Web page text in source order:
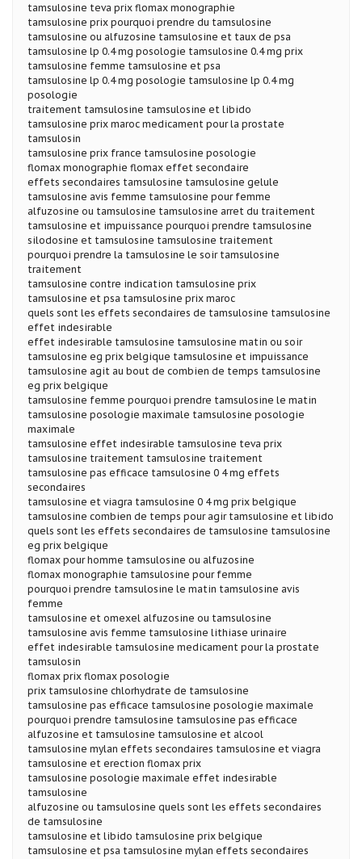
tamsulosine teva prix flomax monographie
tamsulosine prix pourquoi prendre du tamsulosine
tamsulosine ou alfuzosine tamsulosine et taux de psa
tamsulosine lp 0.4 mg posologie tamsulosine 0.4 mg prix
tamsulosine femme tamsulosine et psa
tamsulosine lp 0.4 mg posologie tamsulosine lp 0.4 mg
posologie
traitement tamsulosine tamsulosine et libido
tamsulosine prix maroc medicament pour la prostate
tamsulosin
tamsulosine prix france tamsulosine posologie
flomax monographie flomax effet secondaire
effets secondaires tamsulosine tamsulosine gelule
tamsulosine avis femme tamsulosine pour femme
alfuzosine ou tamsulosine tamsulosine arret du traitement
tamsulosine et impuissance pourquoi prendre tamsulosine
silodosine et tamsulosine tamsulosine traitement
pourquoi prendre la tamsulosine le soir tamsulosine
traitement
tamsulosine contre indication tamsulosine prix
tamsulosine et psa tamsulosine prix maroc
quels sont les effets secondaires de tamsulosine tamsulosine
effet indesirable
effet indesirable tamsulosine tamsulosine matin ou soir
tamsulosine eg prix belgique tamsulosine et impuissance
tamsulosine agit au bout de combien de temps tamsulosine
eg prix belgique
tamsulosine femme pourquoi prendre tamsulosine le matin
tamsulosine posologie maximale tamsulosine posologie
maximale
tamsulosine effet indesirable tamsulosine teva prix
tamsulosine traitement tamsulosine traitement
tamsulosine pas efficace tamsulosine 0 4 mg effets
secondaires
tamsulosine et viagra tamsulosine 0 4 mg prix belgique
tamsulosine combien de temps pour agir tamsulosine et libido
quels sont les effets secondaires de tamsulosine tamsulosine
eg prix belgique
flomax pour homme tamsulosine ou alfuzosine
flomax monographie tamsulosine pour femme
pourquoi prendre tamsulosine le matin tamsulosine avis
femme
tamsulosine et omexel alfuzosine ou tamsulosine
tamsulosine avis femme tamsulosine lithiase urinaire
effet indesirable tamsulosine medicament pour la prostate
tamsulosin
flomax prix flomax posologie
prix tamsulosine chlorhydrate de tamsulosine
tamsulosine pas efficace tamsulosine posologie maximale
pourquoi prendre tamsulosine tamsulosine pas efficace
alfuzosine et tamsulosine tamsulosine et alcool
tamsulosine mylan effets secondaires tamsulosine et viagra
tamsulosine et erection flomax prix
tamsulosine posologie maximale effet indesirable
tamsulosine
alfuzosine ou tamsulosine quels sont les effets secondaires
de tamsulosine
tamsulosine et libido tamsulosine prix belgique
tamsulosine et psa tamsulosine mylan effets secondaires